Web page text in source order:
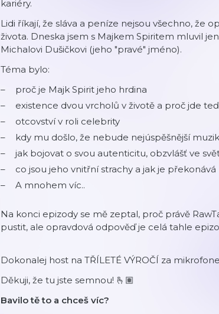
kariéry.
Lidi říkají, že sláva a peníze nejsou všechno, že
života. Dneska jsem s Majkem Spiritem mluvil
Michalovi Dušičkovi (jeho "pravé" jméno).
Téma bylo:
proč je Majk Spirit jeho hrdina
existence dvou vrcholů v životě a proč jde
otcovství v roli celebrity
kdy mu došlo, že nebude nejúspěšnější
jak bojovat o svou autenticitu, obzvlášť ve
co jsou jeho vnitřní strachy a jak je překonává
A mnohem víc..
Na konci epizody se mě zeptal, proč právě
pustit, ale opravdová odpověď je celá tahle
Dokonalej host na TŘÍLETÉ VÝROČÍ za
Děkuji, že tu jste semnou! 🫰🏽
Bavilo tě to a chceš víc?